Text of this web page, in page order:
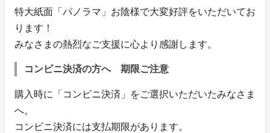
特大紙面「パノラマ」お陰様で大変好評をいただいてお
ります！
みなさまの熱烈なご支援に心より感謝します。
コンビニ決済の方へ 期限ご注意
購入時に「コンビニ決済」をご選択いただいたみなさま
へ。
コンビニ決済には支払期限があります。